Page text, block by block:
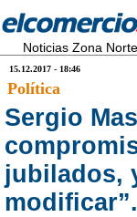
Noticias Zona Norte
15.12.2017 - 18:46
Política
Sergio
jubilados,
modificar”.